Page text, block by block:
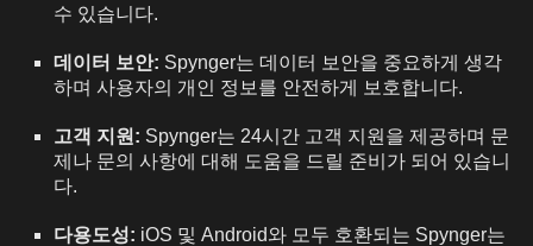
수 있습니다.
데이터 보안: Spynger는 데이터 보안을 중요하게 생각
하며 사용자의 개인 정보를 안전하게 보호합니다.
고객 지원: Spynger는 24시간 고객 지원을 제공하며 문
제나 문의 사항에 대해 도움을 드릴 준비가 되어 있습니
다.
다용도성: iOS 및 Android와 모두 호환되는 Spynger는